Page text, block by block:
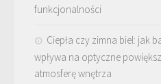
funkcjonalności
Ciepła czy zimna biel: jak
wpływa na optyczne
atmosferę wnętrza